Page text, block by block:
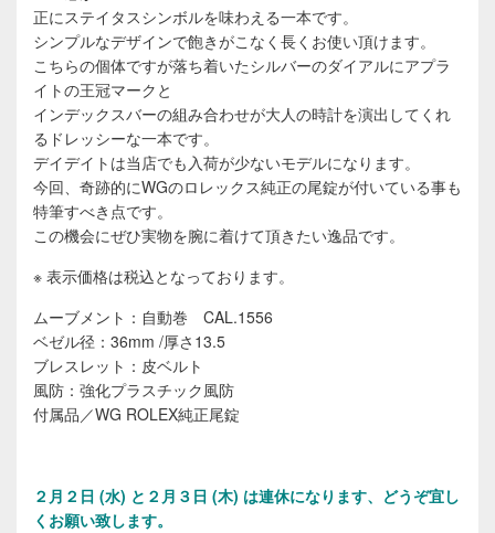
正にステイタスシンボルを味わえる一本です。
シンプルなデザインで飽きがこなく長くお使い頂けます。
こちらの個体ですが落ち着いたシルバーのダイアルにアプラ
イトの王冠マークと
インデックスバーの組み合わせが大人の時計を演出してくれ
るドレッシーな一本です。
デイデイトは当店でも入荷が少ないモデルになります。
今回、奇跡的にWGのロレックス純正の尾錠が付いている事も
特筆すべき点です。
この機会にぜひ実物を腕に着けて頂きたい逸品です。
※ 表示価格は税込となっております。
ムーブメント：自動巻 CAL.1556
ベゼル径：36mm /厚さ13.5
ブレスレット：皮ベルト
風防：強化プラスチック風防
付属品／WG ROLEX純正尾錠
２ 月２日 (水) と２月３日 (木) は連休になります、どうぞ宜し
くお願い致します。